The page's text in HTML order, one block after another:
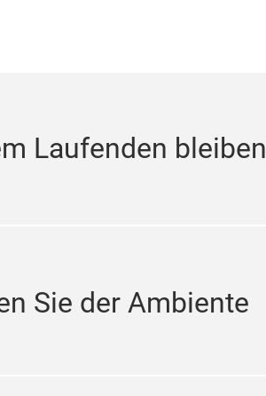
Laufenden bleiben
Sie der Ambiente